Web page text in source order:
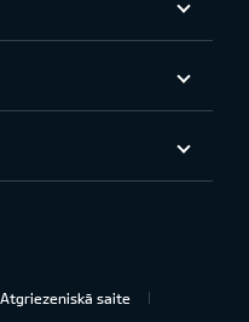
Atgriezeniskā saite